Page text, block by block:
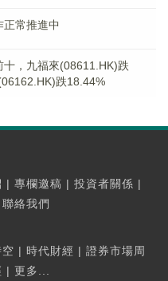
正常推進中
十，九福來(08611.HK)跌
跌18.44%
| 專欄邀稿 | 投資者關係 |
聯絡我們
空 | 時代財經 | 證券市場周
| 更多...